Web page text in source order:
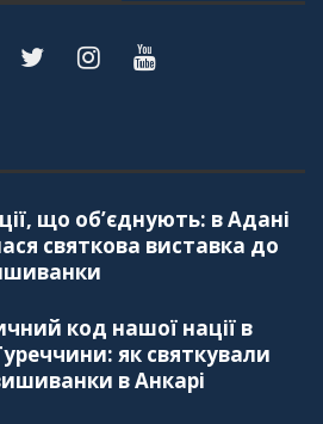
що об’єднують: в Адані
святкова виставка до
код нашої нації в
як святкували
в Анкарі